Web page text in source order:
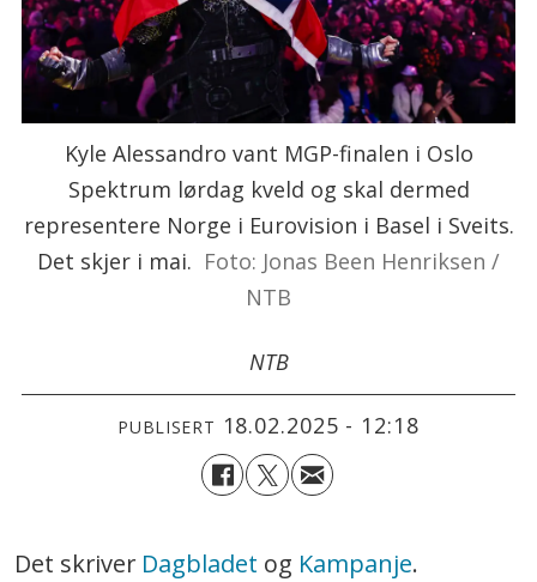
Kyle Alessandro vant MGP-finalen i Oslo
Spektrum lørdag kveld og skal dermed
representere Norge i Eurovision i Basel i Sveits.
Det skjer i mai. Foto: Jonas Been Henriksen /
NTB
NTB
PUBLISERT 18.02.2025 - 12:18
Det skriver Dagbladet og Kampanje.